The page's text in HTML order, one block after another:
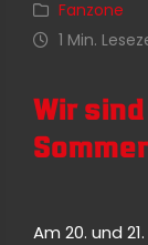
Fanzone
1 Min.
Wir
Am 20. und